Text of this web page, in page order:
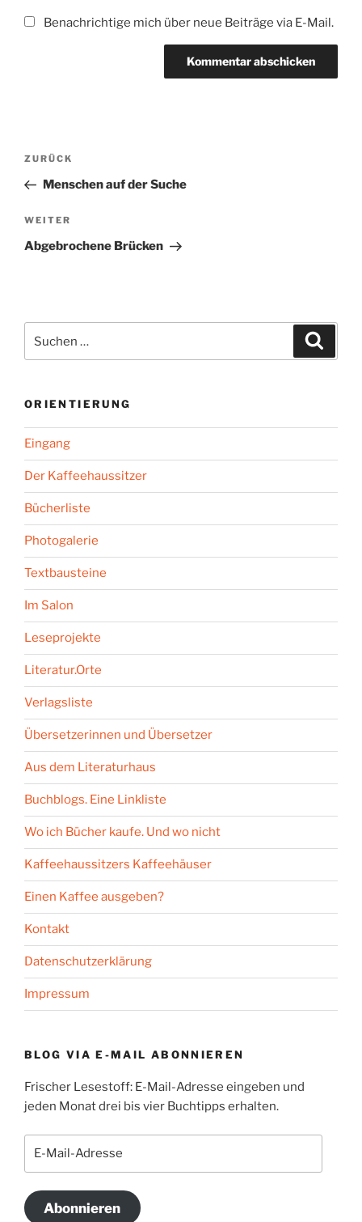
Benachrichtige mich über neue Beiträge via E-Mail.
Beitragsnavigation
Vorheriger
Beitrag
ZURÜCK
Menschen auf der Suche
Nächster
Beitrag
WEITER
Abgebrochene Brücken
nach:
ORIENTIERUNG
Eingang
Der Kaffeehaussitzer
Bücherliste
Photogalerie
Textbausteine
Im Salon
Leseprojekte
Literatur.Orte
Verlagsliste
Übersetzerinnen und Übersetzer
Aus dem Literaturhaus
Buchblogs. Eine Linkliste
Wo ich Bücher kaufe. Und wo nicht
Kaffeehaussitzers Kaffeehäuser
Einen Kaffee ausgeben?
Kontakt
Datenschutzerklärung
Impressum
BLOG VIA E-MAIL ABONNIEREN
Frischer Lesestoff: E-Mail-Adresse eingeben und
jeden Monat drei bis vier Buchtipps erhalten.
Abonnieren